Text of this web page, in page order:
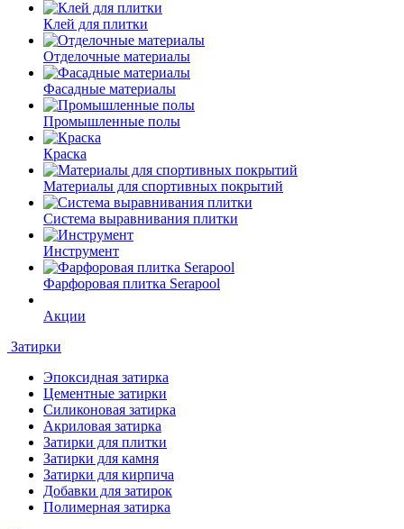
Клей для плитки
Отделочные материалы
Фасадные материалы
Промышленные полы
Краска
Материалы для спортивных покрытий
Система выравнивания плитки
Инструмент
Фарфоровая плитка Serapool
Акции
Затирки
Эпоксидная затирка
Цементные затирки
Силиконовая затирка
Акриловая затирка
Затирки для плитки
Затирки для камня
Затирки для кирпича
Добавки для затирок
Полимерная затирка